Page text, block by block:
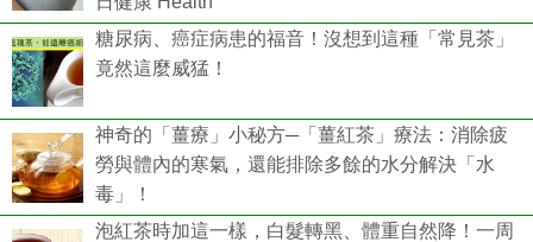
糖尿病、癌症病患的福音！沒想到這種「常見茶」
竟然這麼威猛！
神奇的「薑療」小秘方─「薑紅茶」療法：消除疲
勞與體內的寒氣，還能排除多餘的水分解決「水
毒」！
泡紅茶時加這一樣，白髮轉黑、體重自然降！一周